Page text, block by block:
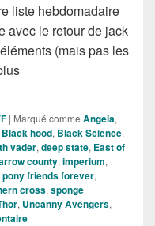
liste hebdomadaire
avec le retour de jack
(mais pas les
Comics VO de la semaine
| Marqué comme Angela,
Black hood, Black Science,
vader, deep state, East of
county, imperium,
pony friends forever,
cross, sponge
, Uncanny Avengers,